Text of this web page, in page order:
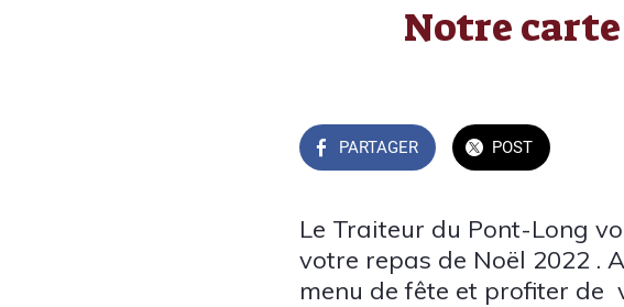
Notre carte
PARTAGER POST
Le Traiteur du Pont-Long
votre repas de Noël 2022 .
menu de fête et profiter de